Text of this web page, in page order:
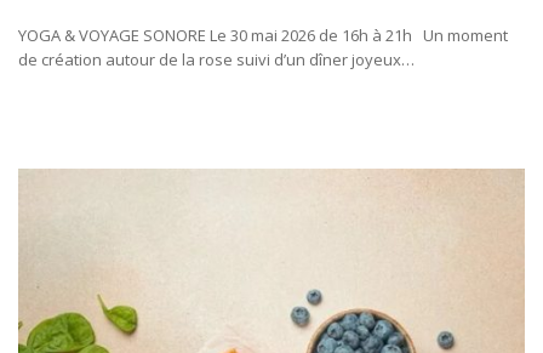
YOGA & VOYAGE SONORE Le 30 mai 2026 de 16h à 21h Un moment
de création autour de la rose suivi d’un dîner joyeux…